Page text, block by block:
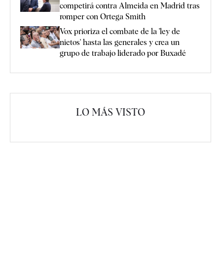
competirá contra Almeida en Madrid tras
romper con Ortega Smith
Vox prioriza el combate de la 'ley de
nietos' hasta las generales y crea un
grupo de trabajo liderado por Buxadé
LO MÁS VISTO